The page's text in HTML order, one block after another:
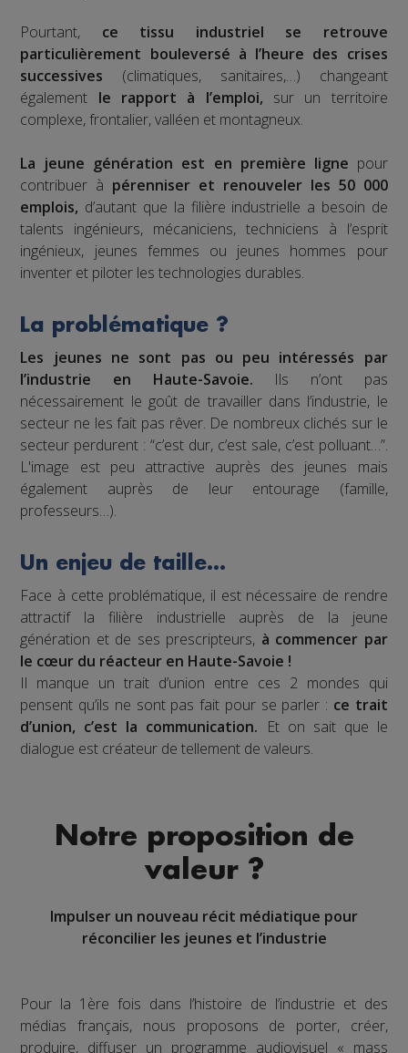
Pourtant, ce tissu industriel se retrouve
particulièrement bouleversé à l’heure des crises
successives (climatiques, sanitaires,…) changeant
également le rapport à l’emploi, sur un territoire
complexe, frontalier, valléen et montagneux.
La jeune génération est en première ligne pour
contribuer à pérenniser et renouveler les 50 000
emplois, d’autant que la filière industrielle a besoin de
talents ingénieurs, mécaniciens, techniciens à l’esprit
ingénieux, jeunes femmes ou jeunes hommes pour
inventer et piloter les technologies durables.
La problématique ?
Les jeunes ne sont pas ou peu intéressés par
l’industrie en Haute-Savoie. Ils n’ont pas
nécessairement le goût de travailler dans l’industrie, le
secteur ne les fait pas rêver. De nombreux clichés sur le
secteur perdurent : “c’est dur, c’est sale, c’est polluant…”.
L'image est peu attractive auprès des jeunes mais
également auprès de leur entourage (famille,
professeurs…).
Un enjeu de taille…
Face à cette problématique, il est nécessaire de rendre
attractif la filière industrielle auprès de la jeune
génération et de ses prescripteurs, à commencer par
le cœur du réacteur en Haute-Savoie !
Il manque un trait d’union entre ces 2 mondes qui
pensent qu’ils ne sont pas fait pour se parler : ce trait
d’union, c’est la communication. Et on sait que le
dialogue est créateur de tellement de valeurs.
Notre proposition de
valeur ?
Impulser un nouveau récit médiatique pour
réconcilier les jeunes et l’industrie
Pour la 1ère fois dans l’histoire de l’industrie et des
médias français, nous proposons de porter, créer,
produire, diffuser un programme audiovisuel « mass